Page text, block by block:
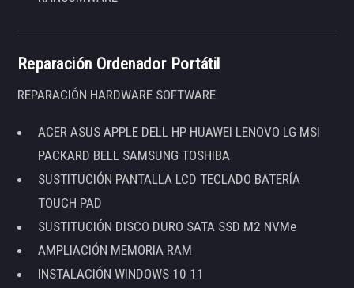
Reparación Ordenador Portátil
REPARACIÓN HARDWARE SOFTWARE
ACER ASUS APPLE DELL HP HUAWEI LENOVO LG MSI
PACKARD BELL SAMSUNG TOSHIBA
SUSTITUCIÓN PANTALLA LCD TECLADO BATERÍA
TOUCH PAD
SUSTITUCIÓN DISCO DURO SATA SSD M2 NVMe
AMPLIACIÓN MEMORIA RAM
INSTALACIÓN WINDOWS 10 11